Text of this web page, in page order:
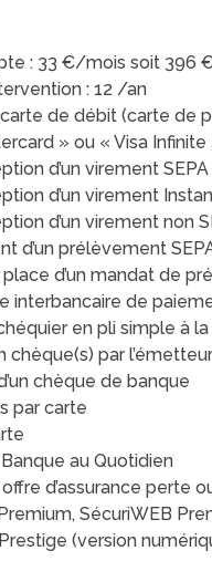
: 33 €/mois soit 396
: 12 /an
carte de débit (carte
» ou « Visa
d’un virement SEPA
d’un virement
d’un virement non
d’un prélèvement
place d’un mandat de
interbancaire de
chéquier en pli simple à
chèque(s) par l’émetteur
chèque de banque
par carte
au Quotidien
d’assurance perte
SécuriWEB
(version